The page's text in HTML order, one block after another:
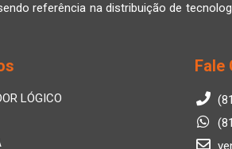
referência na distribuição de
LÓGICO
Fale